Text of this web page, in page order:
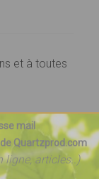
et à toutes
mail
Quartzprod.com
ligne, articles..)